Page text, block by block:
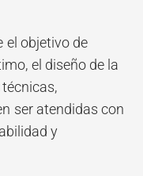
el objetivo de
el diseño de la
ser atendidas con
y